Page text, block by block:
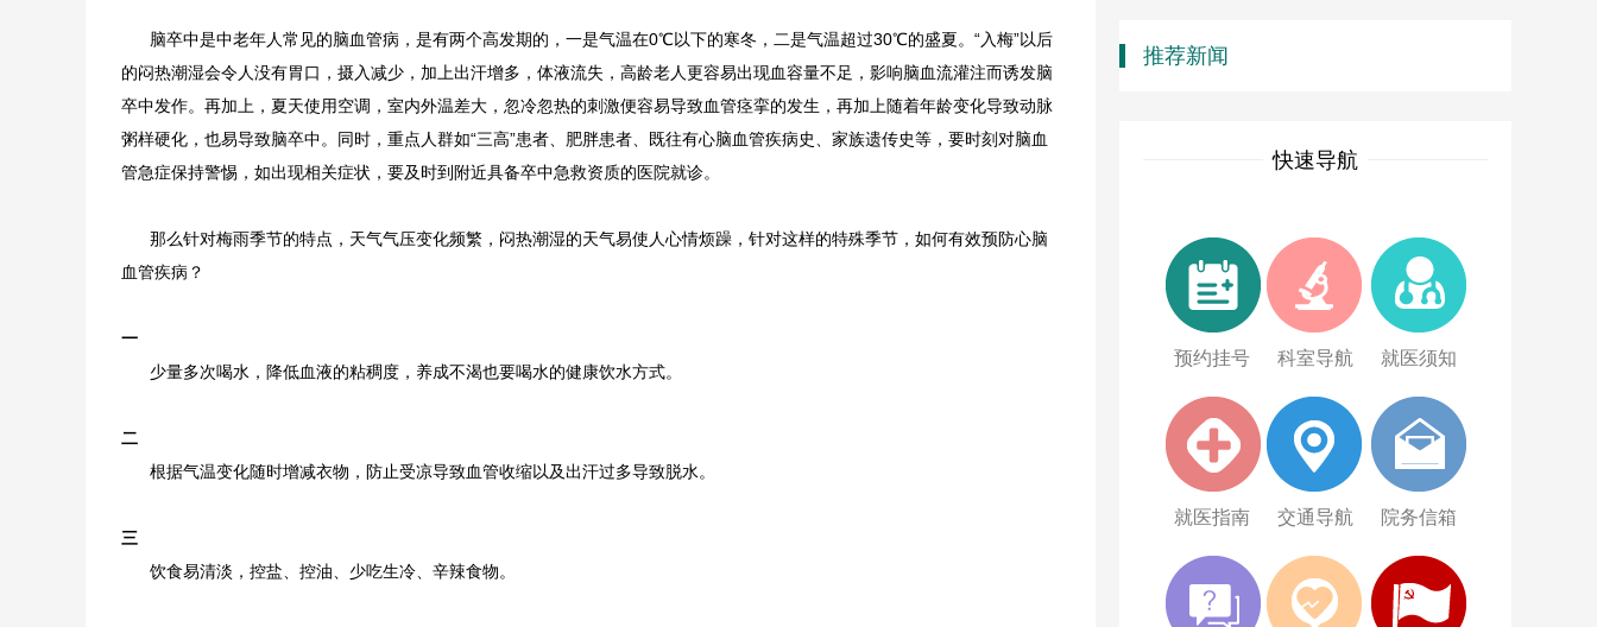
推荐新闻
快速导航
预约挂号 科室导航 就医须知
就医指南 交通导航 院务信箱
脑卒中是中老年人常见的脑血管病，是有两个高发期的，一是气温在0℃以下的寒冬，二是气温超过30℃的盛夏。“入梅”以后
的闷热潮湿会令人没有胃口，摄入减少，加上出汗增多，体液流失，高龄老人更容易出现血容量不足，影响脑血流灌注而诱发脑
卒中发作。再加上，夏天使用空调，室内外温差大，忽冷忽热的刺激便容易导致血管痉挛的发生，再加上随着年龄变化导致动脉
粥样硬化，也易导致脑卒中。同时，重点人群如“三高”患者、肥胖患者、既往有心脑血管疾病史、家族遗传史等，要时刻对脑血
管急症保持警惕，如出现相关症状，要及时到附近具备卒中急救资质的医院就诊。
那么针对梅雨季节的特点，天气气压变化频繁，闷热潮湿的天气易使人心情烦躁，针对这样的特殊季节，如何有效预防心脑
血管疾病？
一
少量多次喝水，降低血液的粘稠度，养成不渴也要喝水的健康饮水方式。
二
根据气温变化随时增减衣物，防止受凉导致血管收缩以及出汗过多导致脱水。
三
饮食易清淡，控盐、控油、少吃生冷、辛辣食物。